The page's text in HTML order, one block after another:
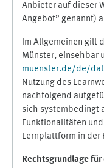
Anbieter auf dieser
Angebot” genannt)
Im Allgemeinen gilt
Münster, einsehbar
muenster.de/de/
Nutzung des
nachfolgend
sich systembedingt
Funktionalitäten
Lernplattform in der
Rechtsgrundlage